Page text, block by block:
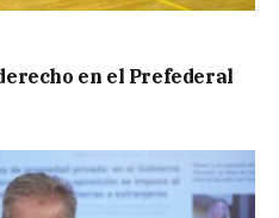
en el Prefederal